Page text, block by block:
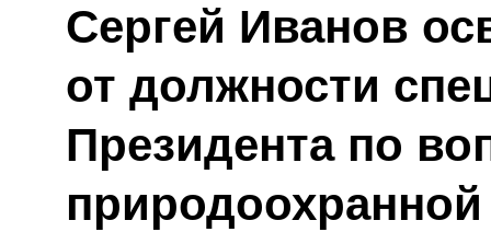
Сергей Иванов
от должности
Президента по